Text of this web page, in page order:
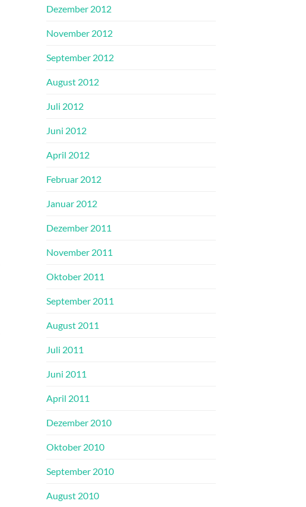
Dezember 2012
November 2012
September 2012
August 2012
Juli 2012
Juni 2012
April 2012
Februar 2012
Januar 2012
Dezember 2011
November 2011
Oktober 2011
September 2011
August 2011
Juli 2011
Juni 2011
April 2011
Dezember 2010
Oktober 2010
September 2010
August 2010